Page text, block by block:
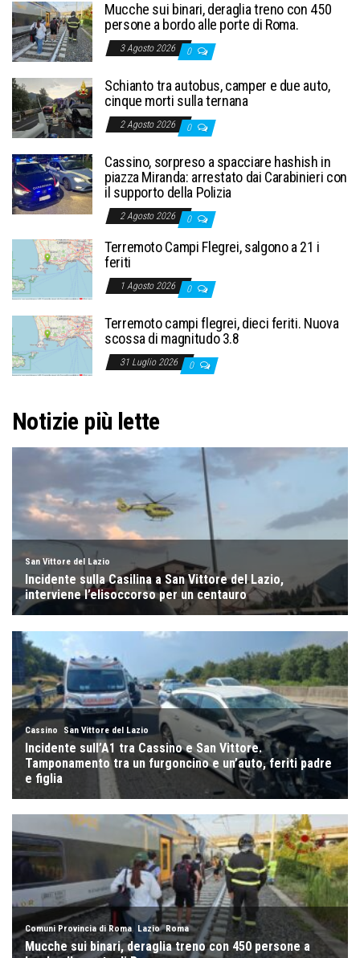
Mucche sui binari, deraglia treno con 450
persone a bordo alle porte di Roma.
3 Agosto 2026 0
Schianto tra autobus, camper e due auto,
cinque morti sulla ternana
2 Agosto 2026 0
Cassino, sorpreso a spacciare hashish in
piazza Miranda: arrestato dai Carabinieri con
il supporto della Polizia
2 Agosto 2026 0
Terremoto Campi Flegrei, salgono a 21 i
feriti
1 Agosto 2026 0
Terremoto campi flegrei, dieci feriti. Nuova
scossa di magnitudo 3.8
31 Luglio 2026 0
Notizie più lette